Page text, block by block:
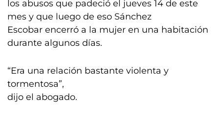
los abusos que padeció el jueves 14 de este
mes y que luego de eso Sánchez
Escobar encerró a la mujer en una habitación
durante algunos días.
“Era una relación bastante violenta y
tormentosa”,
dijo el abogado.